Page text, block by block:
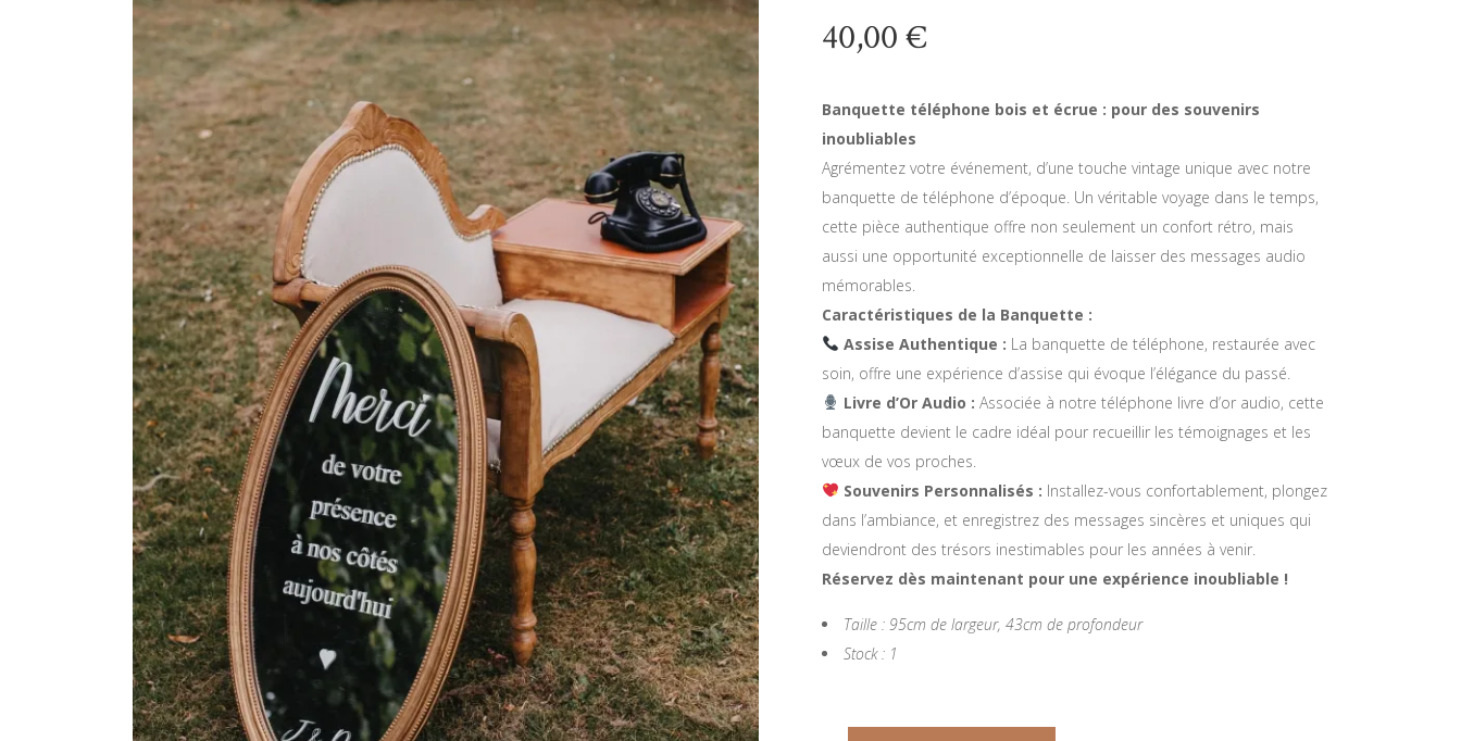
40,00€
Banquette téléphone bois et écrue : pour des souvenirs
inoubliables
Agrémentez votre événement, d’une touche vintage unique avec notre
banquette de téléphone d’époque. Un véritable voyage dans le temps,
cette pièce authentique offre non seulement un confort rétro, mais
aussi une opportunité exceptionnelle de laisser des messages audio
mémorables.
Caractéristiques de la Banquette :
Assise Authentique : La banquette de téléphone, restaurée avec
soin, offre une expérience d’assise qui évoque l’élégance du passé.
Livre d’Or Audio : Associée à notre téléphone livre d’or audio, cette
banquette devient le cadre idéal pour recueillir les témoignages et les
vœux de vos proches.
Souvenirs Personnalisés : Installez-vous confortablement, plongez
dans l’ambiance, et enregistrez des messages sincères et uniques qui
deviendront des trésors inestimables pour les années à venir.
Réservez dès maintenant pour une expérience inoubliable !
Taille : 95cm de largeur, 43cm de profondeur
Stock : 1